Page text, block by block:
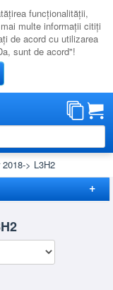
funcţionalităţii,
multe informaţii citiţi
de acord cu utilizarea
sunt de acord"!
> L3H2